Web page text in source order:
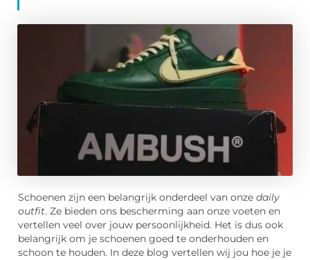
Schoenen zijn een belangrijk onderdeel van onze daily
outfit. Ze bieden ons bescherming aan onze voeten en
vertellen veel over jouw persoonlijkheid. Het is dus ook
belangrijk om je schoenen goed te onderhouden en
schoon te houden. In deze blog vertellen wij jou hoe je je